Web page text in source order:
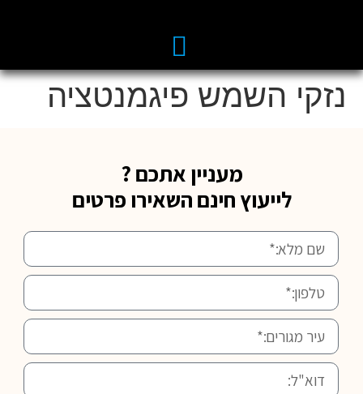
נזקי השמש פיגמנטציה
מעניין אתכם ?
לייעוץ חינם השאירו פרטים